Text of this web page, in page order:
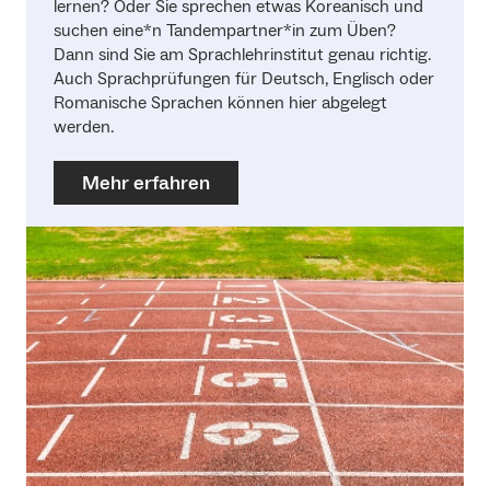
lernen? Oder Sie sprechen etwas Koreanisch und
suchen eine*n Tandempartner*in zum Üben?
Dann sind Sie am Sprachlehrinstitut genau richtig.
Auch Sprachprüfungen für Deutsch, Englisch oder
Romanische Sprachen können hier abgelegt
werden.
Mehr erfahren